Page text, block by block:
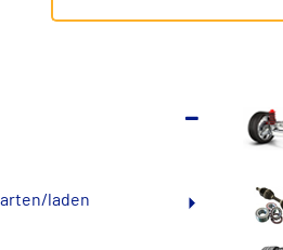
leverbaar
laden